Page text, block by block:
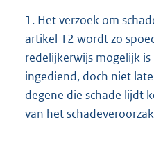
1. Het verzoek om
artikel 12 wordt zo
redelijkerwijs mogelijk
ingediend, doch niet
degene die schade lijdt
van het